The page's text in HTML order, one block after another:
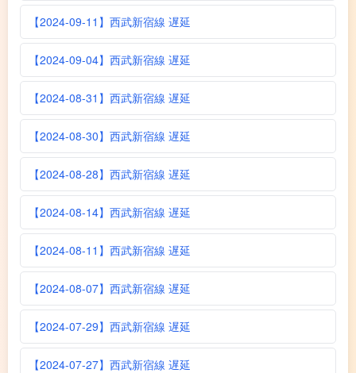
【2024-09-11】西武新宿線 遅延
【2024-09-04】西武新宿線 遅延
【2024-08-31】西武新宿線 遅延
【2024-08-30】西武新宿線 遅延
【2024-08-28】西武新宿線 遅延
【2024-08-14】西武新宿線 遅延
【2024-08-11】西武新宿線 遅延
【2024-08-07】西武新宿線 遅延
【2024-07-29】西武新宿線 遅延
【2024-07-27】西武新宿線 遅延